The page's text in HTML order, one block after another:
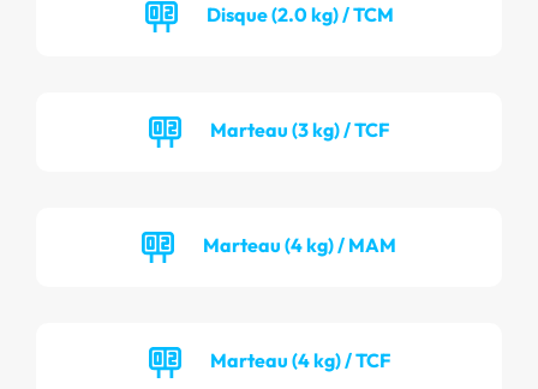
Disque (2.0 kg) / TCM
Marteau (3 kg) / TCF
Marteau (4 kg) / MAM
Marteau (4 kg) / TCF